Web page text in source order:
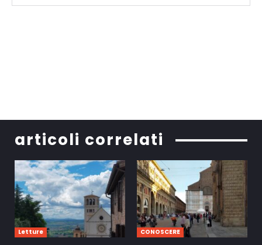
articoli correlati
Letture CONOSCERE